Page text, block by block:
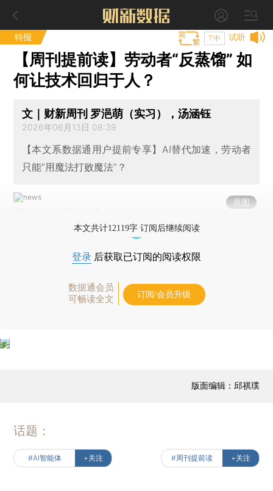
特报 试听
T中
【周刊提前读】劳动者“反蒸馏” 如
何让技术回归于人？
文｜财新周刊 罗浥萌（实习），汤涵钰
2026年06月13日 08:39
【本文系数据通用户提前专享】AI替代加速，劳动者
只能“用魔法打败魔法”？
原图
本文共计12119字 订阅后继续阅读
登录 后获取已订阅的阅读权限
数据通会员
可畅读全文
订阅/会员升级
版面编辑：邱祺璞
话题：
#AI智能体 +关注 #周刊提前读 +关注